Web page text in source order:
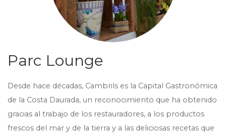
Parc Lounge
Desde hace décadas, Cambrils es la Capital Gastronómica
de la Costa Daurada, un reconocimiento que ha obtenido
gracias al trabajo de los restauradores, a los productos
frescos del mar y de la tierra y a las deliciosas recetas que